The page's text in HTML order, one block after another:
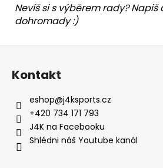
Nevíš si s výběrem rady?
dohromady :)
Z
Kontakt
eshop@j4ksports.cz
+420 734 171 793
J4K na Facebooku
Shlédni náš Youtube kanál